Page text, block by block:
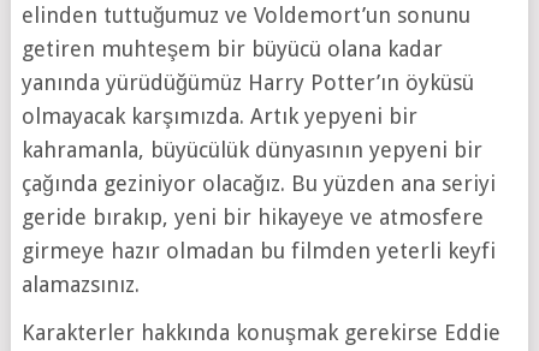
elinden tuttuğumuz ve Voldemort’un sonunu
getiren muhteşem bir büyücü olana kadar
yanında yürüdüğümüz Harry Potter’ın öyküsü
olmayacak karşımızda. Artık yepyeni bir
kahramanla, büyücülük dünyasının yepyeni bir
çağında geziniyor olacağız. Bu yüzden ana seriyi
geride bırakıp, yeni bir hikayeye ve atmosfere
girmeye hazır olmadan bu filmden yeterli keyfi
alamazsınız.
Karakterler hakkında konuşmak gerekirse Eddie